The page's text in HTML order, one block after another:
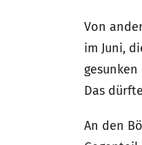
Von
im Juni,
Das
An den